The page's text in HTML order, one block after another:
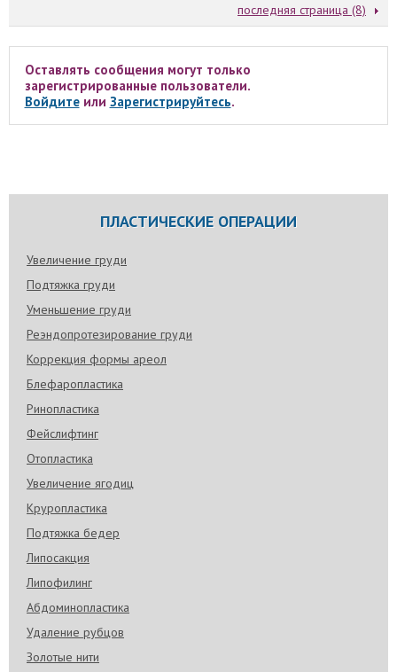
последняя страница (8)
Оставлять сообщения могут только
зарегистрированные пользователи.
Войдитеили Зарегистрируйтесь.
ПЛАСТИЧЕСКИЕ ОПЕРАЦИИ
Увеличение груди
Подтяжка груди
Уменьшение груди
Реэндопротезирование груди
Коррекция формы ареол
Блефаропластика
Ринопластика
Фейслифтинг
Отопластика
Увеличение ягодиц
Круропластика
Подтяжка бедер
Липосакция
Липофилинг
Абдоминопластика
Удаление рубцов
Золотые нити